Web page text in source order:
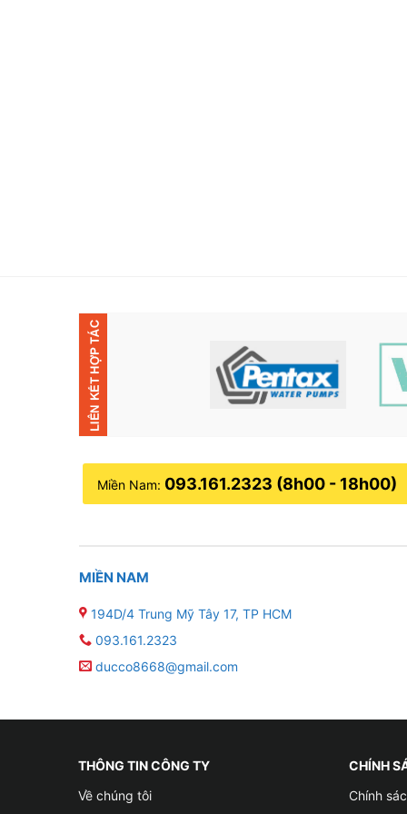
Miền Nam: 093.161.2323 (8h00 - 18h00)
MIỀN NAM
194D/4 Trung Mỹ Tây 17, TP HCM
093.161.2323
ducco8668@gmail.com
THÔNG TIN CÔNG TY
Về chúng tôi
CHÍNH
Chính